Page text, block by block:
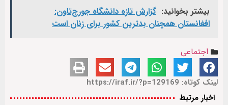
بیشتر بخوانید: گزارش تازه دانشگاه جورج‌تاون:
افغانستان همچنان بدترین کشور برای زنان است
اجتماعی
لینک کوتاه: https://iraf.ir/?p=129169
اخبار مرتبط